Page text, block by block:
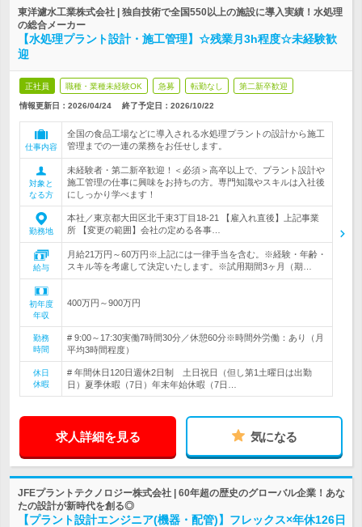
東洋濾水工業株式会社 | 独自技術で全国550以上の施設に導入実績！水処理
の総合メーカー
【水処理プラント設計・施工管理】☆残業月3h程度☆未経験歓
迎
正社員 職種・業種未経験OK 急募 転勤なし 第二新卒歓迎
情報更新日：2026/04/24 終了予定日： 2026/10/22
仕事内容
全国の食品工場などに導入される水処理プラントの設計から施工
管理までの一連の業務をお任せします。
対象と
なる方
未経験者・第二新卒歓迎！＜必須＞高卒以上で、プラント設計や
施工管理の仕事に興味をお持ちの方。専門知識やスキルは入社後
にしっかり学べます！
勤務地
本社／東京都大田区北千束3丁目18-21 【雇入れ直後】上記事業
所 【変更の範囲】会社の定める各事…
給与
月給21万円～60万円※上記には一律手当を含む。※経験・年齢・
スキル等を考慮して決定いたします。※試用期間3ヶ月（期…
初年度
年収
400万円～900万円
勤務
時間
# 9:00～17:30実働7時間30分／休憩60分※時間外労働：あり（月
平均3時間程度）
休日
休暇
# 年間休日120日週休2日制 土日祝日（但し第1土曜日は出勤
日）夏季休暇（7日）年末年始休暇（7日…
求人詳細を見る 気になる
JFEプラントテクノロジー株式会社 | 60年超の歴史のグローバル企業！あな
たの設計が新時代を創る◎
【プラント設計エンジニア(機器・配管)】フレックス×年休126日